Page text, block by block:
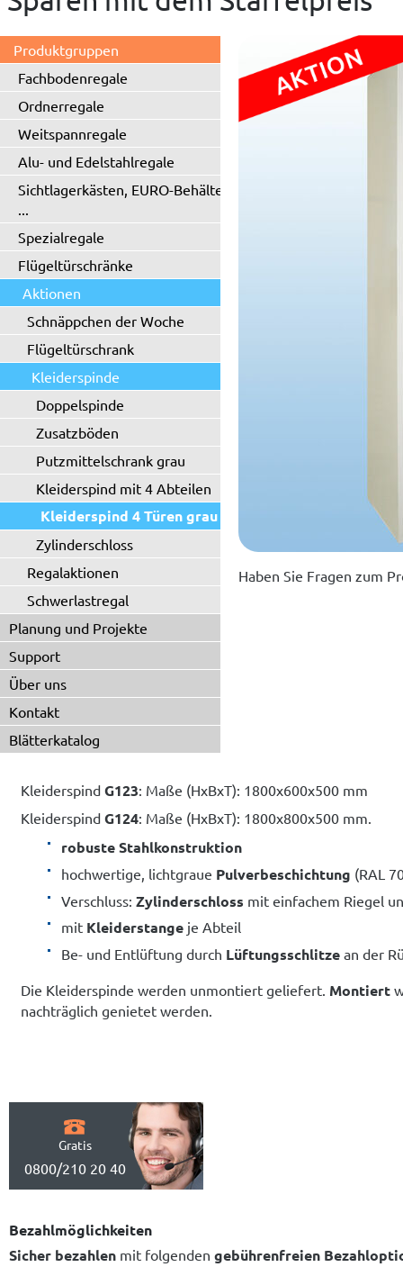
Produktgruppen
Fachbodenregale
Ordnerregale
Weitspannregale
Alu- und Edelstahlregale
Sichtlagerkästen, EURO-Behälter
...
Spezialregale
Flügeltürschränke
Aktionen
Schnäppchen der Woche
Flügeltürschrank
Kleiderspinde
Doppelspinde
Zusatzböden
Putzmittelschrank grau
Kleiderspind mit 4 Abteilen
Kleiderspind 4 Türen grau
Zylinderschloss
Regalaktionen
Schwerlastregal
Planung und Projekte
Support
Über uns
Kontakt
Blätterkatalog
Haben Sie Fragen zum
Kleiderspind G123: Maße (HxBxT): 1800x600x500 mm
Kleiderspind G124: Maße (HxBxT): 1800x800x500 mm.
robuste Stahlkonstruktion
hochwertige, lichtgraue Pulverbeschichtung (RAL
Verschluss: Zylinderschloss mit einfachem Riegel
mit Kleiderstangeje Abteil
Be- und Entlüftung durch Lüftungsschlitzean der
Die Kleiderspinde werden unmontiert geliefert. Montiert
nachträglich genietet werden.
Gratis
0800/210 20 40
Bezahlmöglichkeiten
Sicher bezahlen mit folgenden gebührenfreien